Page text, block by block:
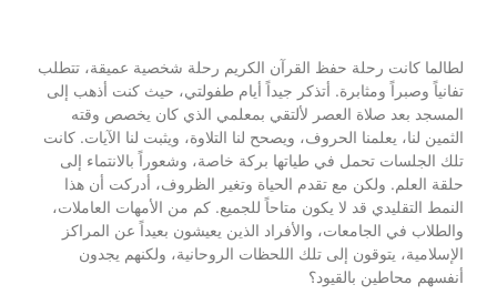
لطالما كانت رحلة حفظ القرآن الكريم رحلة شخصية عميقة، تتطلب
تفانياً وصبراً ومثابرة. أتذكر جيداً أيام طفولتي، حيث كنت أذهب إلى
المسجد بعد صلاة العصر لألتقي بمعلمي الذي كان يخصص وقته
الثمين لنا، يعلمنا الحروف، ويصحح لنا التلاوة، ويثبت لنا الآيات. كانت
تلك الجلسات تحمل في طياتها بركة خاصة، وشعوراً بالانتماء إلى
حلقة العلم. ولكن مع تقدم الحياة وتغير الظروف، أدركت أن هذا
النمط التقليدي قد لا يكون متاحاً للجميع. كم من الأمهات العاملات،
والطلاب في الجامعات، والأفراد الذين يعيشون بعيداً عن المراكز
الإسلامية، يتوقون إلى تلك اللحظات الروحانية، ولكنهم يجدون
أنفسهم محاطين بالقيود؟